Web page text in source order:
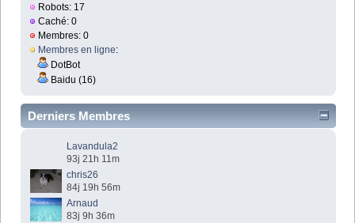
Robots: 17
Caché: 0
Membres: 0
Membres en ligne:
DotBot
Baidu (16)
Derniers Membres
Lavandula2
93j 21h 11m
chris26
84j 19h 56m
Arnaud
83j 9h 36m